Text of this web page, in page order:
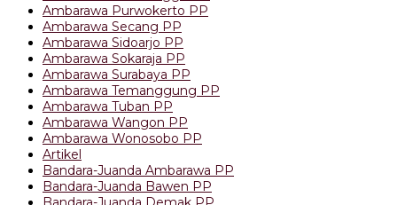
Ambarawa Purwokerto PP
Ambarawa Secang PP
Ambarawa Sidoarjo PP
Ambarawa Sokaraja PP
Ambarawa Surabaya PP
Ambarawa Temanggung PP
Ambarawa Tuban PP
Ambarawa Wangon PP
Ambarawa Wonosobo PP
Artikel
Bandara-Juanda Ambarawa PP
Bandara-Juanda Bawen PP